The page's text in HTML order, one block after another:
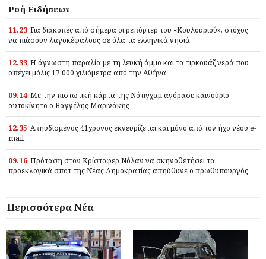
Ροή Ειδήσεων
11.23 Για διακοπές από σήμερα οι ρεπόρτερ του «Κουλουριού», στόχος
να πιάσουν λαγοκέφαλους σε όλα τα ελληνικά νησιά
12.33 Η άγνωστη παραλία με τη λευκή άμμο και τα τιρκουάζ νερά που
απέχει μόλις 17.000 χιλιόμετρα από την Αθήνα
09.14 Με την πιστωτική κάρτα της Νότιγχαμ αγόρασε καινούριο
αυτοκίνητο ο Βαγγέλης Μαρινάκης
12.35 Απηυδισμένος 41χρονος εκνευρίζεται και μόνο από τον ήχο νέου e-
mail
09.16 Πρόταση στον Κρίστοφερ Νόλαν να σκηνοθετήσει τα
προεκλογικά σποτ της Νέας Δημοκρατίας απηύθυνε ο πρωθυπουργός
Περισσότερα Νέα